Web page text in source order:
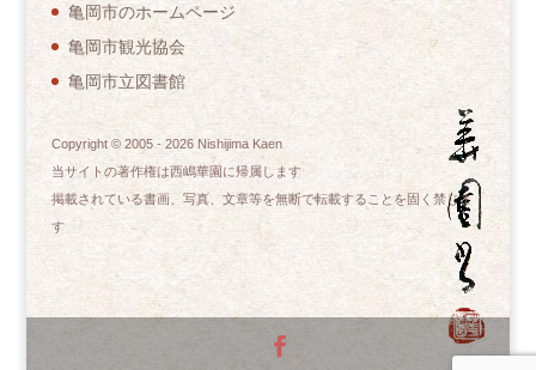
亀岡市のホームページ
亀岡市観光協会
亀岡市立図書館
Copyright © 2005 - 2026Nishijima Kaen
当サイトの著作権は西嶋華園に帰属します
掲載されている書画、写真、文章等を無断で転載することを固く禁じま
す